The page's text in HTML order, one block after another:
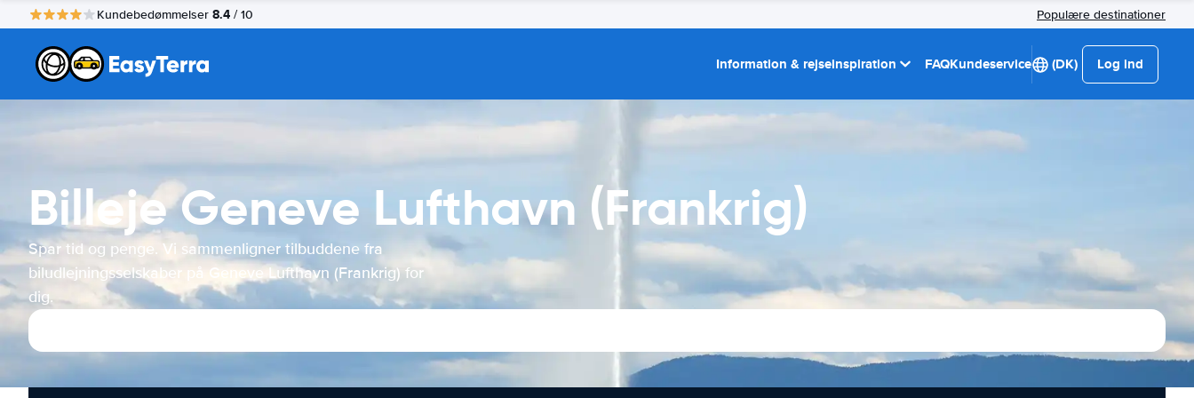
Kundebedømmelser 8.4 / 10 Populære destinationer
Information & rejseinspiration FAQKundeservice (DK) Log ind
Billeje Geneve Lufthavn (Frankrig)
Spar tid og penge. Vi sammenligner tilbuddene fra
biludlejningsselskaber på Geneve Lufthavn (Frankrig) for
dig.